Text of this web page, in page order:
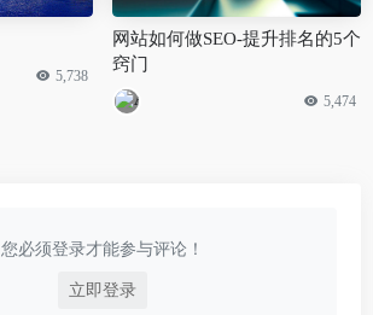
5,738
网站如何做SEO-提升排名的5个
窍门
5,474
您必须登录才能参与评论！
立即登录